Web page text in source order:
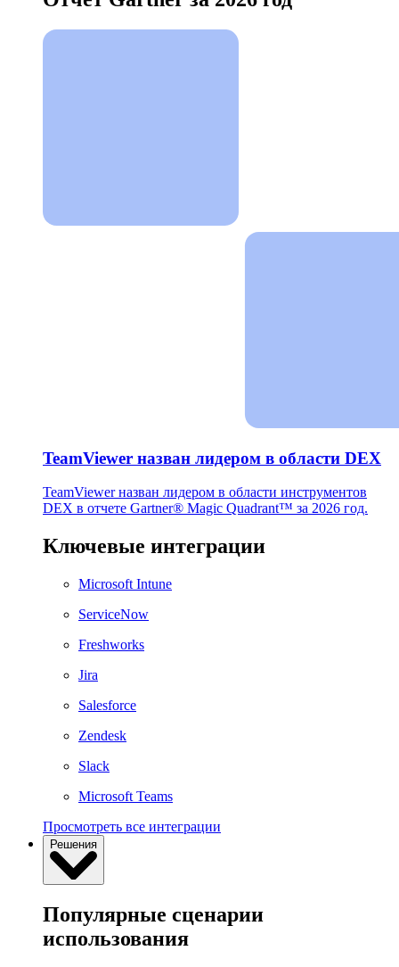
TeamViewer назван лидером в области DEX
TeamViewer назван лидером в области инструментов
DEX в отчете Gartner® Magic Quadrant™ за 2026 год.
Ключевые интеграции
Microsoft Intune
ServiceNow
Freshworks
Jira
Salesforce
Zendesk
Slack
Microsoft Teams
Просмотреть все интеграции
Решения
Популярные сценарии
использования